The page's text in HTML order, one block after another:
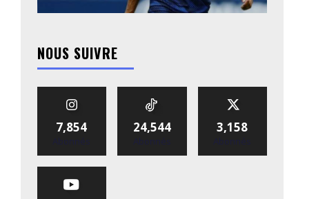
NOUS SUIVRE
7,854
Abonnés
24,544
Abonnés
3,158
Abonnés